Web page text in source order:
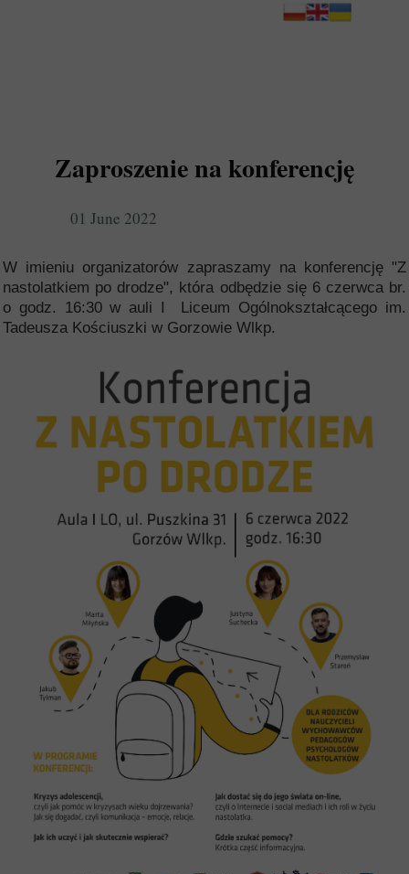
01 June 2022
Zaproszenie na konferencję
W imieniu organizatorów zapraszamy na konferencję "Z
nastolatkiem po drodze", która odbędzie się 6 czerwca br.
o godz. 16:30 w auli I Liceum Ogólnokształcącego im.
Tadeusza Kościuszki w Gorzowie Wlkp.